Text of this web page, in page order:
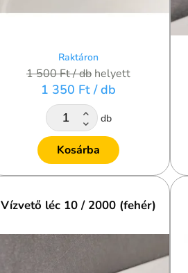
Raktáron
1 500 Ft/ db helyett
1 350 Ft / db
db
Kosárba
Vízvető léc 10 / 2000 (fehér)